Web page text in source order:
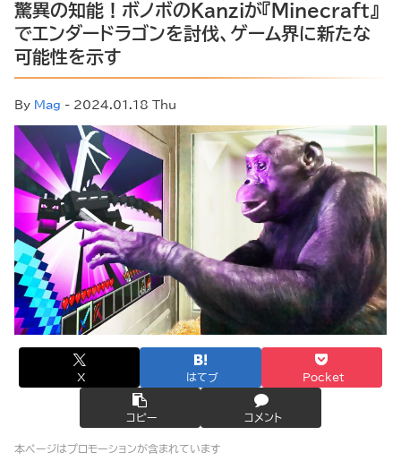
驚異の知能！ボノボのKanziが『Minecraft』
でエンダードラゴンを討伐、ゲーム界に新たな
可能性を示す
By Mag - 2024.01.18 Thu
X はてブ Pocket
コピー コメント
本ページはプロモーションが含まれています